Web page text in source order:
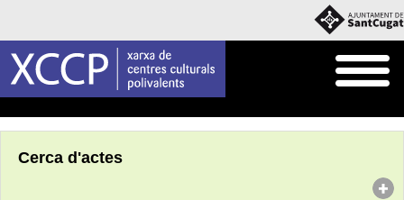
Cerca d'actes